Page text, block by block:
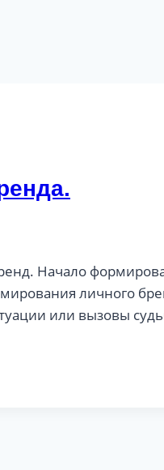
Начало
личного
или вызовы